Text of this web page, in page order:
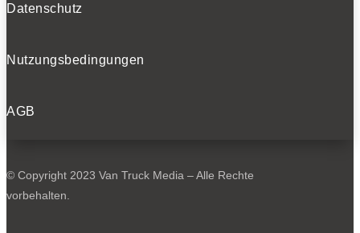
Datenschutz
Nutzungsbedingungen
AGB
© Copyright 2023 Van Truck Media – Alle Rechte
vorbehalten.